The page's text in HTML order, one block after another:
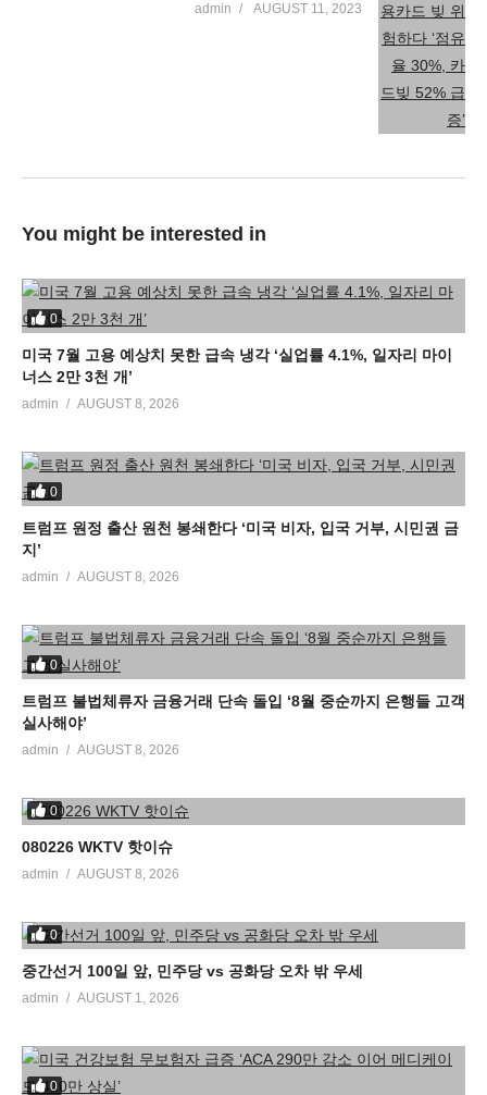
admin AUGUST 11, 2023
You might be interested in
0
미국 7월 고용 예상치 못한 급속 냉각 ‘실업률 4.1%, 일자리 마이
너스 2만 3천 개’
admin AUGUST 8, 2026
0
트럼프 원정 출산 원천 봉쇄한다 ‘미국 비자, 입국 거부, 시민권 금
지’
admin AUGUST 8, 2026
0
트럼프 불법체류자 금융거래 단속 돌입 ‘8월 중순까지 은행들 고객
실사해야’
admin AUGUST 8, 2026
0
080226 WKTV 핫이슈
admin AUGUST 8, 2026
0
중간선거 100일 앞, 민주당 vs 공화당 오차 밖 우세
admin AUGUST 1, 2026
0